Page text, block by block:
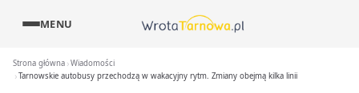
MENU
Strona główna Wiadomości
Tarnowskie autobusy przechodzą w wakacyjny rytm. Zmiany obejmą kilka linii